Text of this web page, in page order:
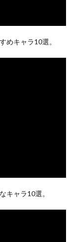
めキャラ10選。
キャラ10選。